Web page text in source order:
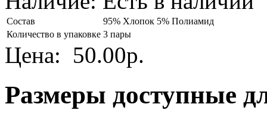
Состав
95% Хлопок 5% Полиамид
Количество в упаковке 3 пары
Цена: 50.00р.
Размеры доступные